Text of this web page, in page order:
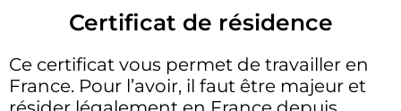
Certificat de résidence
Ce certificat vous permet de travailler en
France. Pour l’avoir, il faut être majeur et